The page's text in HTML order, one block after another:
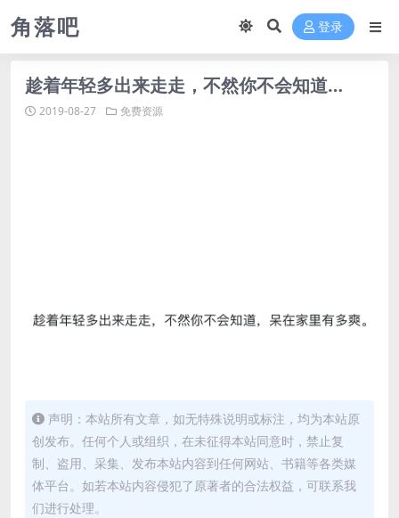
角落吧 登录
趁着年轻多出来走走，不然你不会知道…
2019-08-27 免费资源
声明：本站所有文章，如无特殊说明或标注，均为本站原
创发布。任何个人或组织，在未征得本站同意时，禁止复
制、盗用、采集、发布本站内容到任何网站、书籍等各类媒
体平台。如若本站内容侵犯了原著者的合法权益，可联系我
们进行处理。